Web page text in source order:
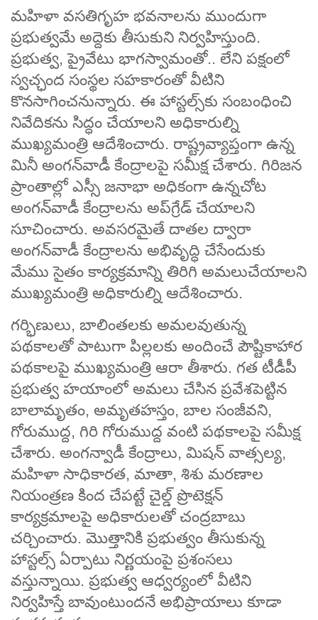
మహిళా వసతిగృహ భవనాలను ముందుగా
ప్రభుత్వమే అద్దెకు తీసుకుని నిర్వహిస్తుంది.
ప్రభుత్వ, ప్రైవేటు భాగస్వామంతో.. లేని పక్షంలో
స్వచ్ఛంద సంస్థల సహకారంతో వీటిని
కొనసాగించనున్నారు. ఈ హాస్టల్స్‌కు సంబంధించి
నివేదికను సిద్ధం చేయాలని అధికారుల్ని
ముఖ్యమంత్రి ఆదేశించారు. రాష్ట్రవ్యాప్తంగా ఉన్న
మినీ అంగన్‌వాడీ కేంద్రాలపై సమీక్ష చేశారు. గిరిజన
ప్రాంతాల్లో ఎస్సీ జనాభా అధికంగా ఉన్నచోట
అంగన్‌వాడీ కేంద్రాలను అప్‌గ్రేడ్ చేయాలని
సూచించారు. అవసరమైతే దాతల ద్వారా
అంగన్‌వాడీ కేంద్రాలను అభివృద్ధి చేసేందుకు
మేము సైతం కార్యక్రమాన్ని తిరిగి అమలుచేయాలని
ముఖ్యమంత్రి అధికారుల్ని ఆదేశించారు.
గర్భిణులు, బాలింతలకు అమలవుతున్న
పథకాలతో పాటుగా పిల్లలకు అందించే పౌష్టికాహార
పథకాలపై ముఖ్యమంత్రి ఆరా తీశారు. గత టీడీపీ
ప్రభుత్వ హయాంలో అమలు చేసిన ప్రవేశపెట్టిన
బాలామృతం, అమృతహస్తం, బాల సంజీవని,
గోరుముద్ద, గిరి గోరుముద్ద వంటి పథకాలపై సమీక్ష
చేశారు. అంగన్వాడీ కేంద్రాలు, మిషన్‌ వాత్సల్య,
మహిళా సాధికారత, మాతా, శిశు మరణాల
నియంత్రణ కింద చేపట్టే చైల్డ్‌ ప్రొటెక్షన్‌
కార్యక్రమాలపై అధికారులతో చంద్రబాబు
చర్చించారు. మొత్తానికి ప్రభుత్వం తీసుకున్న
హాస్టల్స్ ఏర్పాటు నిర్ణయంపై ప్రశంసలు
వస్తున్నాయి. ప్రభుత్వ ఆధ్వర్యంలో వీటిని
నిర్వహిస్తే బావుంటుందనే అభిప్రాయాలు కూడా